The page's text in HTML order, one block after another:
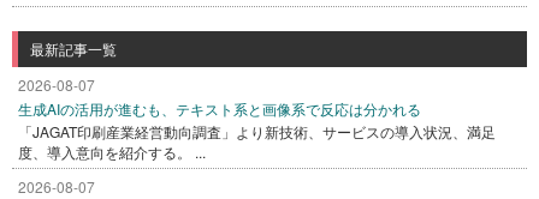
最新記事一覧
2026-08-07
生成AIの活用が進むも、テキスト系と画像系で反応は分かれる
「JAGAT印刷産業経営動向調査」より新技術、サービスの導入状況、満足
度、導入意向を紹介する。 ...
2026-08-07